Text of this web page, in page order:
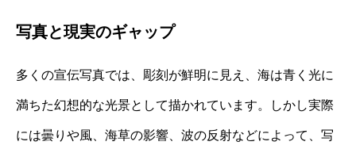
写真と現実のギャップ
多くの宣伝写真では、彫刻が鮮明に見え、海は青く光に
満ちた幻想的な光景として描かれています。しかし実際
には曇りや風、海草の影響、波の反射などによって、写